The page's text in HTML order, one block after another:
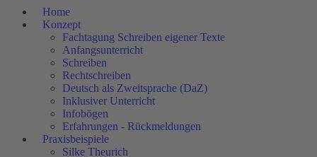
Home
Konzept
Fachtagung Schreiben eigener Texte
Anfangsunterricht
Schreiben
Rechtschreiben
Deutsch als Zweitsprache (DaZ)
Inklusiver Unterricht
Infobögen
Erfahrungen - Rückmeldungen
Praxisbeispiele
Silke Theurich